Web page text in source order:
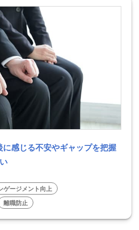
感じる不安やギャップを把握
ゲージメント向上
離職防止